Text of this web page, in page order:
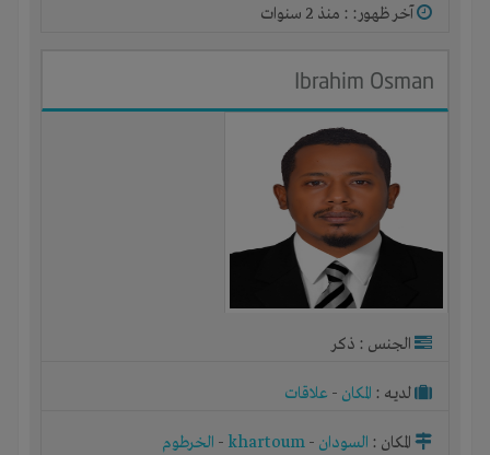
آخر ظهور: : منذ 2 سنوات
Ibrahim Osman
الجنس : ذكر
لديـه : المكان - علاقات
المكان : السودان -
khartoum
- الخرطوم